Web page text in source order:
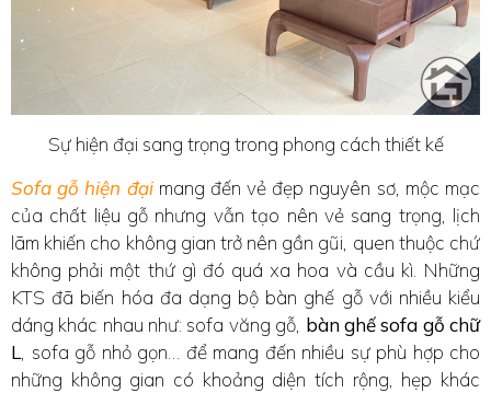
Sự hiện đại sang trọng trong phong cách thiết kế
Sofa gỗ hiện đạimang đến vẻ đẹp nguyên sơ, mộc mạc
của chất liệu gỗ nhưng vẫn tạo nên vẻ sang trọng, lịch
lãm khiến cho không gian trở nên gần gũi, quen thuộc chứ
không phải một thứ gì đó quá xa hoa và cầu kì. Những
KTS đã biến hóa đa dạng bộ bàn ghế gỗ với nhiều kiểu
dáng khác nhau như: sofa văng gỗ, bàn ghế sofa gỗ chữ
L , sofa gỗ nhỏ gọn… để mang đến nhiều sự phù hợp cho
những không gian có khoảng diện tích rộng, hẹp khác